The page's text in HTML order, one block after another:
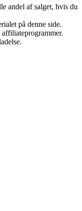
andel af salget, hvis du
på denne side.